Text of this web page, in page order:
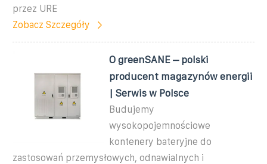
przez URE
Zobacz Szczegóły
O greenSANE – polski
producent magazynów energii
| Serwis w Polsce
Budujemy
wysokopojemnościowe
kontenery bateryjne do
zastosowań przemysłowych, odnawialnych i